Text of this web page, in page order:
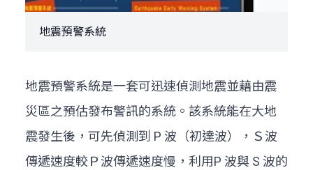
地震預警系統
地震預警系統是一套可迅速偵測地震並藉由震
災區之預估發布警訊的系統。該系統能在大地
震發生後，可先偵測到 P 波（初達波），Ｓ波
傳遞速度較Ｐ波傳遞速度慢，利用P 波與 S 波的